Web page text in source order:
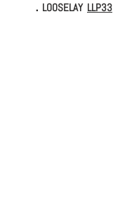
．LOOSELAY LLP33